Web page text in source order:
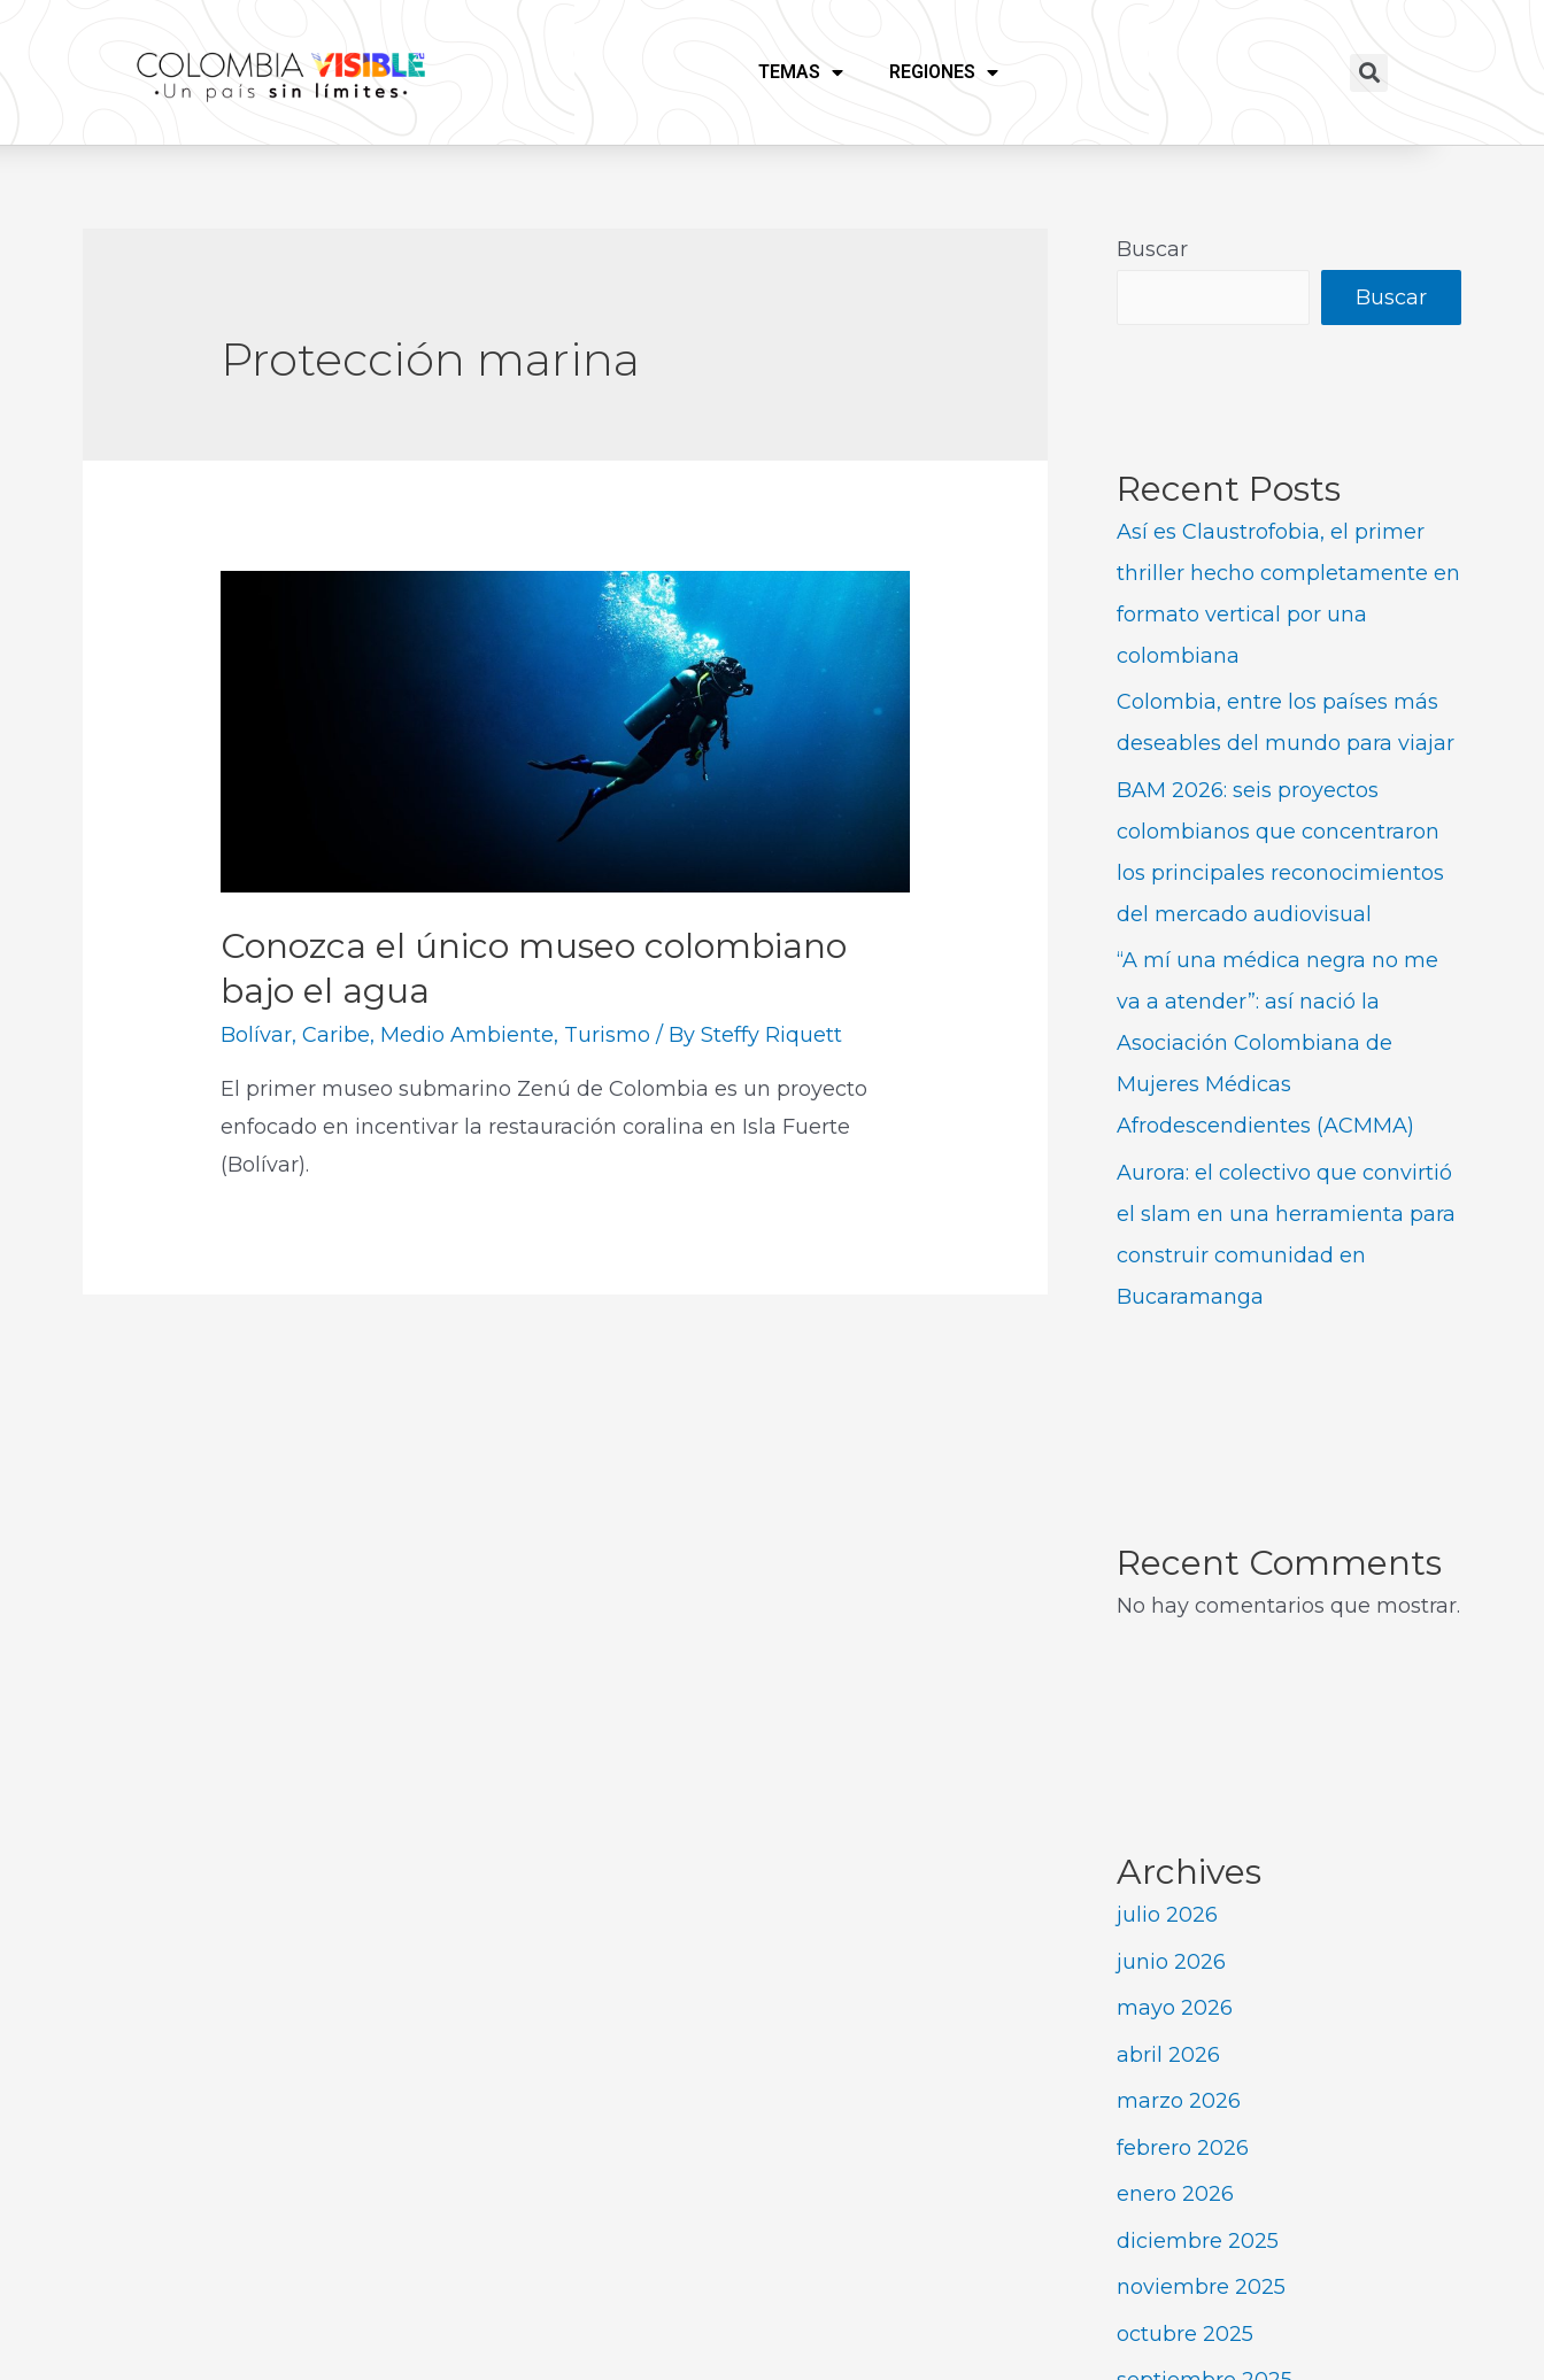
TEMAS REGIONES
Protección marina
Conozca el único museo colombiano
bajo el agua
Bolívar,Caribe, Medio Ambiente, Turismo / BySteffy Riquett
El primer museo submarino Zenú de Colombia es un proyecto
enfocado en incentivar la restauración coralina en Isla Fuerte
(Bolívar).
Buscar
Buscar
Recent Posts
Así es Claustrofobia, el primer
thriller hecho completamente en
formato vertical por una
colombiana
Colombia, entre los países más
deseables del mundo para viajar
BAM 2026: seis proyectos
colombianos que concentraron
los principales reconocimientos
del mercado audiovisual
“A mí una médica negra no me
va a atender”: así nació la
Asociación Colombiana de
Mujeres Médicas
Afrodescendientes (ACMMA)
Aurora: el colectivo que convirtió
el slam en una herramienta para
construir comunidad en
Bucaramanga
Recent Comments
No hay comentarios que mostrar.
Archives
julio 2026
junio 2026
mayo 2026
abril 2026
marzo 2026
febrero 2026
enero 2026
diciembre 2025
noviembre 2025
octubre 2025